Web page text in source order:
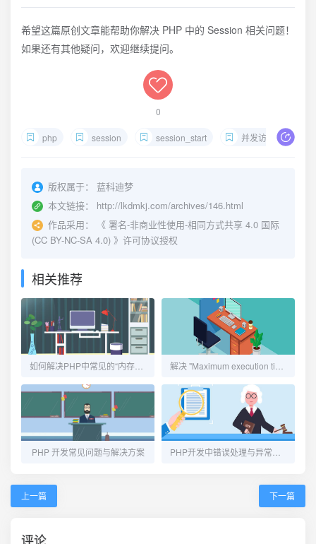
希望这篇原创文章能帮助你解决 PHP 中的 Session 相关问题！
如果还有其他疑问，欢迎继续提问。
0
php session session_start 并发访问
版权属于：
蓝科迪梦
本文链接：
http://lkdmkj.com/archives/146.html
作品采用：
《 署名-非商业性使用-相同方式共享 4.0 国际
(CC BY-NC-SA 4.0) 》许可协议授权
相关推荐
PHP 开发常见问题与解决方案
上一篇 下一篇
评论